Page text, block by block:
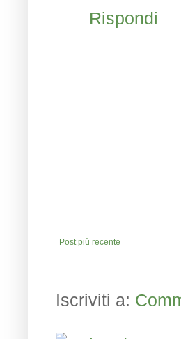
Rispondi
Post più recente
Iscriviti a: